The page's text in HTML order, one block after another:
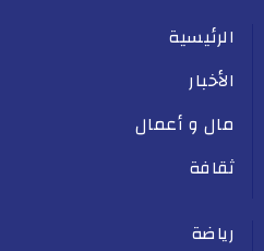
الرئيسية
الأخبار
مال و أعمال
ثقافة
رياضة